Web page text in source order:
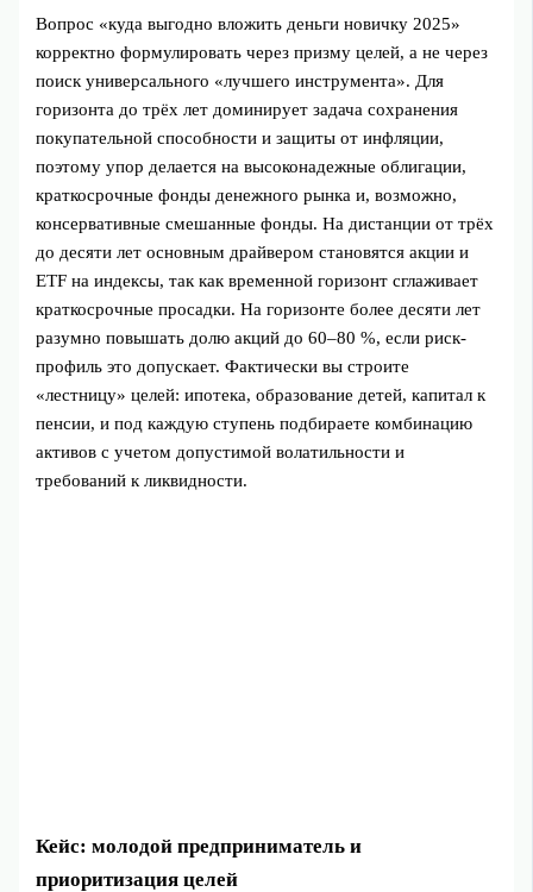
Вопрос «куда выгодно вложить деньги новичку 2025»
корректно формулировать через призму целей, а не через
поиск универсального «лучшего инструмента». Для
горизонта до трёх лет доминирует задача сохранения
покупательной способности и защиты от инфляции,
поэтому упор делается на высоконадежные облигации,
краткосрочные фонды денежного рынка и, возможно,
консервативные смешанные фонды. На дистанции от трёх
до десяти лет основным драйвером становятся акции и
ETF на индексы, так как временной горизонт сглаживает
краткосрочные просадки. На горизонте более десяти лет
разумно повышать долю акций до 60–80 %, если риск-
профиль это допускает. Фактически вы строите
«лестницу» целей: ипотека, образование детей, капитал к
пенсии, и под каждую ступень подбираете комбинацию
активов с учетом допустимой волатильности и
требований к ликвидности.
Кейс: молодой предприниматель и
приоритизация целей